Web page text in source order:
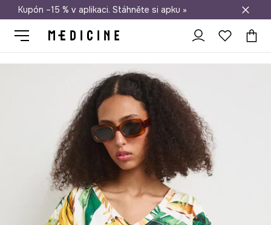
Doprava zdarma při nákupu nad 1 200 Kč
Kupón –15 % v aplikaci. Stáhněte si apku »